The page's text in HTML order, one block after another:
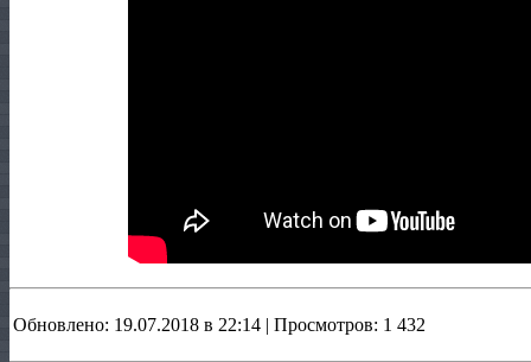
Обновлено: 19.07.2018 в 22:14 | Просмотров: 1 432